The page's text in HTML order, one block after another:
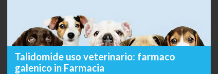
Talidomide uso veterinario: farmaco
galenico in Farmacia